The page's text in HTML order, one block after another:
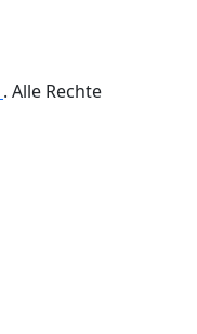
. Alle Rechte